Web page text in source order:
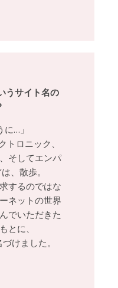
うサイト名の
に…」
トロニック、
そしてエンパ
、散歩。
するのではな
ネットの世界
でいただきた
とに、
けました。